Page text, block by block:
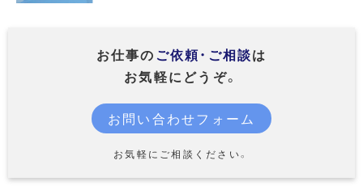
お仕事の ご依頼・ご相談は
お気軽にどうぞ。
お問い合わせフォーム
お気軽にご相談ください。